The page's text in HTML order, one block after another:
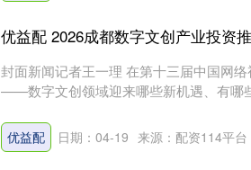
优益配 2026成都数字文创产业投资
封面新闻记者王一理 在第十三届中国网
——数字文创领域迎来哪些新机遇、有哪
优益配 日期：04-19 来源：配资114平台